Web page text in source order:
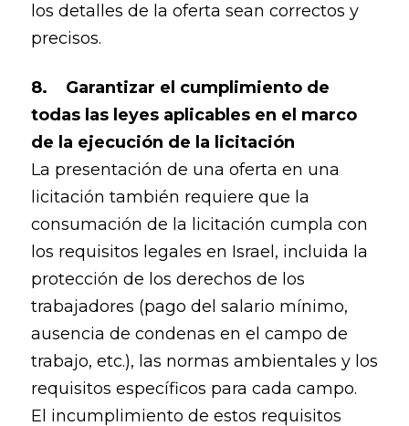
los detalles de la oferta sean correctos y
precisos.
8. Garantizar el cumplimiento de
todas las leyes aplicables en el marco
de la ejecución de la licitación
La presentación de una oferta en una
licitación también requiere que la
consumación de la licitación cumpla con
los requisitos legales en Israel, incluida la
protección de los derechos de los
trabajadores (pago del salario mínimo,
ausencia de condenas en el campo de
trabajo, etc.), las normas ambientales y los
requisitos específicos para cada campo.
El incumplimiento de estos requisitos